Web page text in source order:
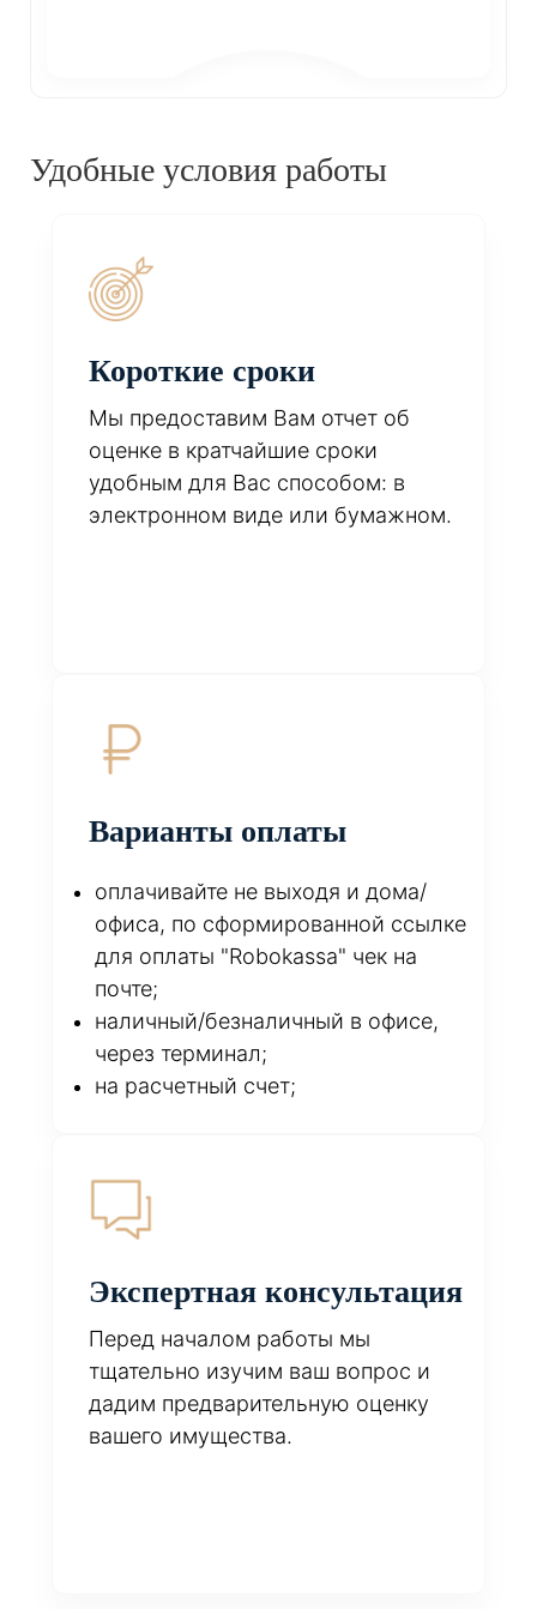
Удобные условия работы
Короткие сроки
Мы предоставим Вам отчет об
оценке в кратчайшие сроки
удобным для Вас способом: в
электронном виде или бумажном.
Варианты оплаты
оплачивайте не выходя и дома/
офиса, по сформированной ссылке
для оплаты "Robokassa" чек на
почте;
наличный/безналичный в офисе,
через терминал;
на расчетный счет;
Экспертная консультация
Перед началом работы мы
тщательно изучим ваш вопрос и
дадим предварительную оценку
вашего имущества.